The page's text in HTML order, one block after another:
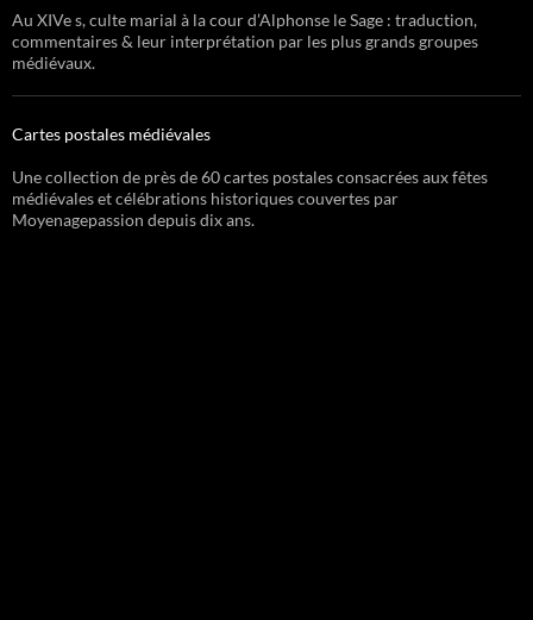
Au XIVe s, culte marial à la cour d’Alphonse le Sage : traduction,
commentaires & leur interprétation par les plus grands groupes
médiévaux.
Cartes postales médiévales
Une collection de près de 60 cartes postales consacrées aux fêtes
médiévales et célébrations historiques couvertes par
Moyenagepassion depuis dix ans.